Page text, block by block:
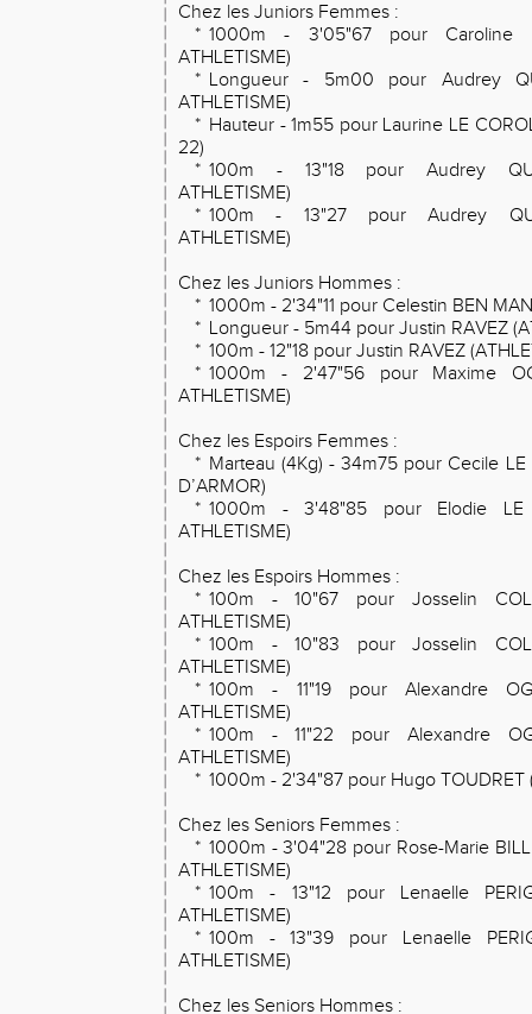
Chez les Juniors Femmes :
* 1000m - 3'05"67 pour Caroline
ATHLETISME)
* Longueur - 5m00 pour Audrey
ATHLETISME)
* Hauteur - 1m55 pour Laurine LE
22)
* 100m - 13"18 pour Audrey
ATHLETISME)
* 100m - 13"27 pour Audrey
ATHLETISME)
Chez les Juniors Hommes :
* 1000m - 2'34"11 pour Celestin BEN
* Longueur - 5m44 pour Justin RAVEZ
* 100m - 12"18 pour Justin RAVEZ
* 1000m - 2'47"56 pour Maxime
ATHLETISME)
Chez les Espoirs Femmes :
* Marteau (4Kg) - 34m75 pour Cecile LE
D’ARMOR)
* 1000m - 3'48"85 pour Elodie LE
ATHLETISME)
Chez les Espoirs Hommes :
* 100m - 10"67 pour Josselin
ATHLETISME)
* 100m - 10"83 pour Josselin
ATHLETISME)
* 100m - 11"19 pour Alexandre
ATHLETISME)
* 100m - 11"22 pour Alexandre
ATHLETISME)
* 1000m - 2'34"87 pour Hugo TOUDRET
Chez les Seniors Femmes :
* 1000m - 3'04"28 pour Rose-Marie
ATHLETISME)
* 100m - 13"12 pour Lenaelle
ATHLETISME)
* 100m - 13"39 pour Lenaelle
ATHLETISME)
Chez les Seniors Hommes :